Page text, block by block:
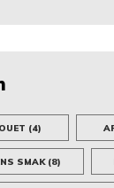
(4)
SMAK(8)